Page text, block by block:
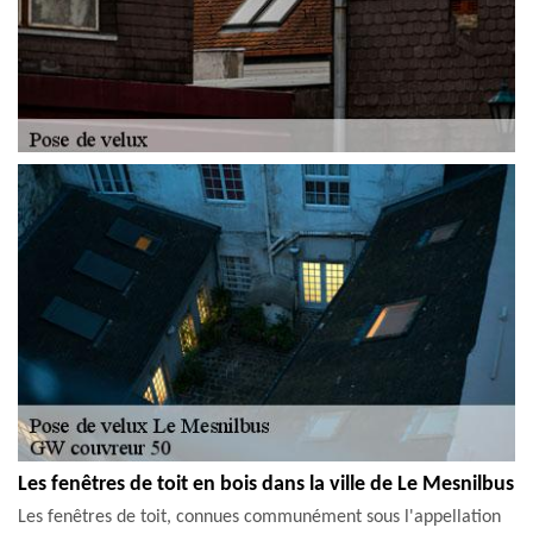
Les fenêtres de toit en bois dans la ville de Le Mesnilbus
Les fenêtres de toit, connues communément sous l'appellation